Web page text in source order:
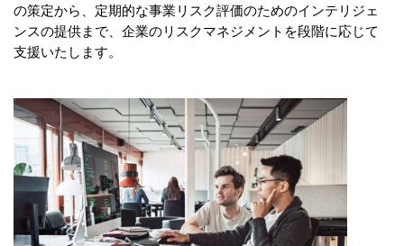
の策定から、定期的な事業リスク評価のためのインテリジェ
ンスの提供まで、企業のリスクマネジメントを段階に応じて
支援いたします。